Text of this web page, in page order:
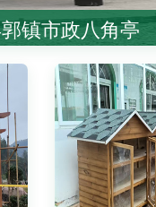
镇市政八角亭